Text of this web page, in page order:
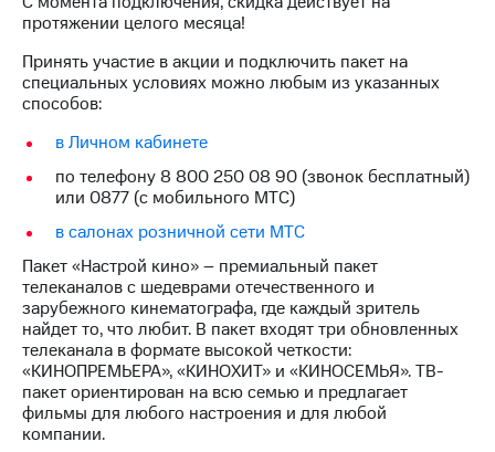
Заказать
карту
Оформить
SIM-
карта
для
иностранцев
Оформить
чистый
номер
Выбрать
красивый
номер
Заменить
дешевле
оплате
с карты
МТС
Выберите
и подключите
ТВ
с выгодным
Тарифы
Интернет,
ТВ и телефон
для дома
протяжении целого месяца!
Принять участие в акции и подключить пакет на
специальных условиях можно любым из указанных
способов:
в Личном кабинете
по телефону 8 800 250 08 90 (звонок бесплатный)
или 0877 (с мобильного МТС)
в салонах розничной сети МТС
Пакет «Настрой кино» – премиальный пакет
телеканалов с шедеврами отечественного и
зарубежного кинематографа, где каждый зритель
найдет то, что любит. В пакет входят три обновленных
телеканала в формате высокой четкости:
«КИНОПРЕМЬЕРА», «КИНОХИТ» и «КИНОСЕМЬЯ». ТВ-
пакет ориентирован на всю семью и предлагает
фильмы для любого настроения и для любой
компании.